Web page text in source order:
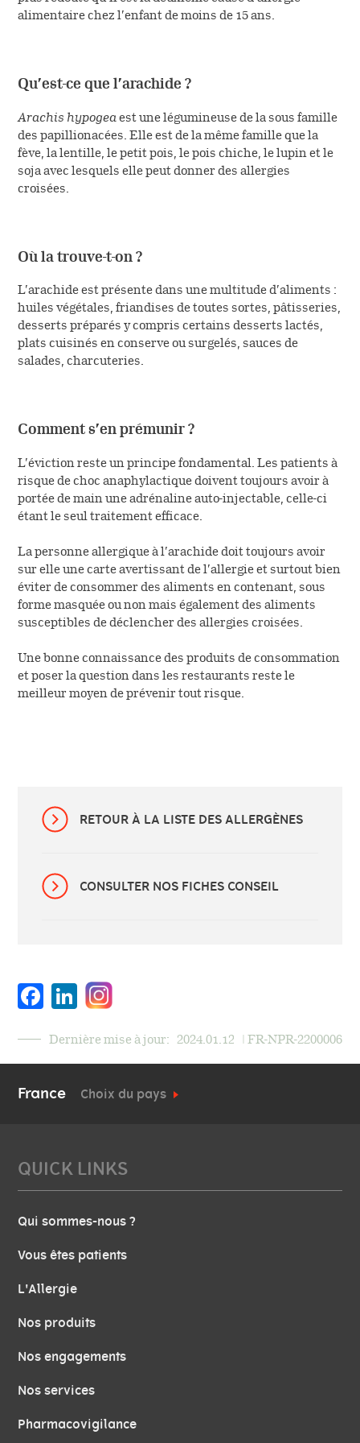
Désignation des principes
Housses anti-acariens
(NOUVEAU)
Vous êtes professionnel
alimentaire chez l’enfant de moins de 15 ans.
Qu’est-ce que l’arachide ?
Arachis hypogea est une légumineuse de la sous famille
des papillionacées. Elle est de la même famille que la
fève, la lentille, le petit pois, le pois chiche, le lupin et le
soja avec lesquels elle peut donner des allergies
croisées.
Où la trouve-t-on ?
L’arachide est présente dans une multitude d’aliments :
huiles végétales, friandises de toutes sortes, pâtisseries,
desserts préparés y compris certains desserts lactés,
plats cuisinés en conserve ou surgelés, sauces de
salades, charcuteries.
Comment s’en prémunir ?
L’éviction reste un principe fondamental. Les patients à
risque de choc anaphylactique doivent toujours avoir à
portée de main une adrénaline auto-injectable, celle-ci
étant le seul traitement efficace.
La personne allergique à l’arachide doit toujours avoir
sur elle une carte avertissant de l’allergie et surtout bien
éviter de consommer des aliments en contenant, sous
forme masquée ou non mais également des aliments
susceptibles de déclencher des allergies croisées.
Une bonne connaissance des produits de consommation
et poser la question dans les restaurants reste le
meilleur moyen de prévenir tout risque.
RETOUR À LA LISTE DES ALLERGÈNES
CONSULTER NOS FICHES CONSEIL
Facebook
LinkedIn
Dernière mise à jour: 2024.01.12 | FR-NPR-2200006
France Choix du pays
QUICK LINKS
Qui sommes-nous ?
Vous êtes patients
L'Allergie
Nos produits
Nos engagements
Nos services
Pharmacovigilance